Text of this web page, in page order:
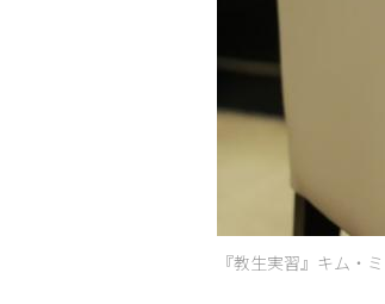
『教生実習』キム・